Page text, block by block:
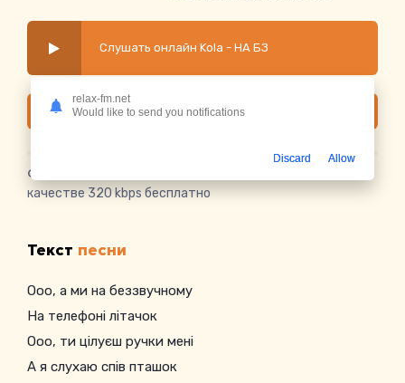
Слушать онлайн Kola - НА БЗ
Скачать
Скачать песню Kola - НА БЗ
качестве 320 kbps бесплатно
Текст песни
Ооо, а ми на беззвучному
На телефоні літачок
Ооо, ти цілуєш ручки мені
А я слухаю спів пташок
relax-fm.net
Would like to send you notifications
Discard Allow